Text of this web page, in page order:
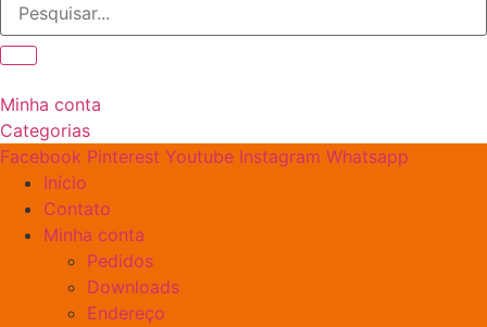
Minha conta
Categorias
Facebook Pinterest Youtube Instagram Whatsapp
Início
Contato
Minha conta
Pedidos
Downloads
Endereço